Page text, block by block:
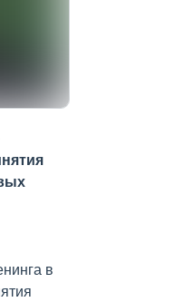
в